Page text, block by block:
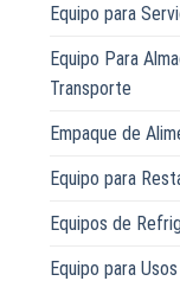
Equipo para
Equipo Para
Transporte
Empaque de
Equipo para
Equipos de
Equipo para